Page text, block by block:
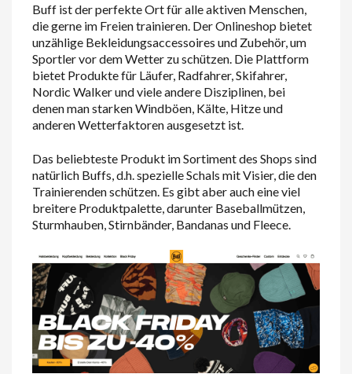
Buff ist der perfekte Ort für alle aktiven Menschen,
die gerne im Freien trainieren. Der Onlineshop bietet
unzählige Bekleidungsaccessoires und Zubehör, um
Sportler vor dem Wetter zu schützen. Die Plattform
bietet Produkte für Läufer, Radfahrer, Skifahrer,
Nordic Walker und viele andere Disziplinen, bei
denen man starken Windböen, Kälte, Hitze und
anderen Wetterfaktoren ausgesetzt ist.
Das beliebteste Produkt im Sortiment des Shops sind
natürlich Buffs, d.h. spezielle Schals mit Visier, die den
Trainierenden schützen. Es gibt aber auch eine viel
breitere Produktpalette, darunter Baseballmützen,
Sturmhauben, Stirnbänder, Bandanas und Fleece.